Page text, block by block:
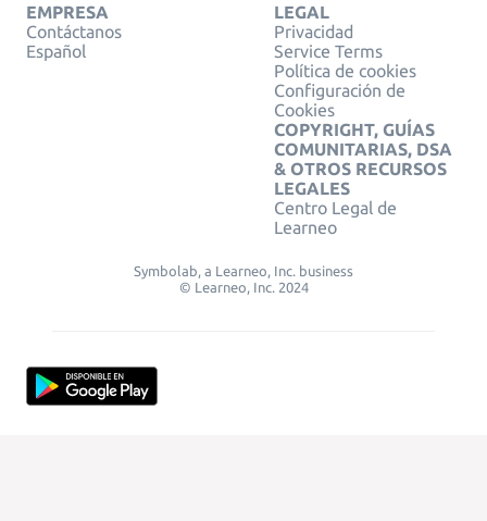
EMPRESA
Contáctanos
Español
LEGAL
Privacidad
Service Terms
Política de cookies
Configuración de
Cookies
COPYRIGHT, GUÍAS
COMUNITARIAS, DSA
& OTROS RECURSOS
LEGALES
Centro Legal de
Learneo
Symbolab, a Learneo, Inc. business
© Learneo, Inc. 2024